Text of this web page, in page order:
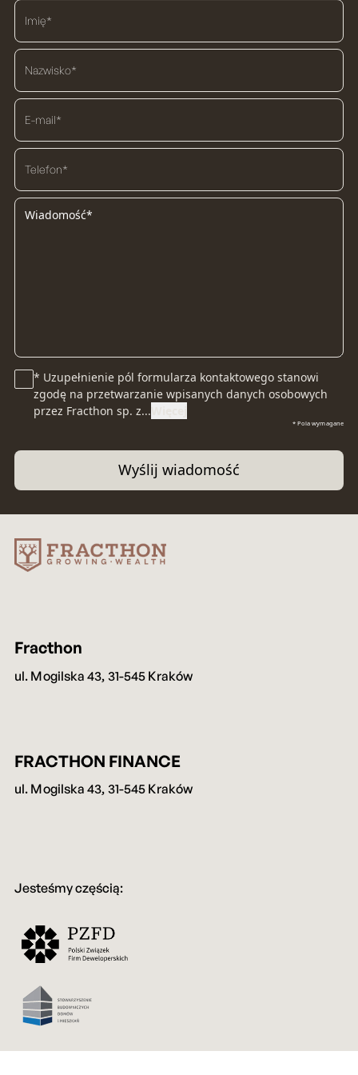
cookie
do
reklam,
aby
funkcje
i
ruch w
naszej
Fracthon
ul. Mogilska 43, 31-545 Kraków
FRACTHON FINANCE
ul. Mogilska 43, 31-545 Kraków
Jesteśmy częścią:
* Uzupełnienie pól formularza kontaktowego stanowi
zgodę na przetwarzanie wpisanych danych osobowych
przez Fracthon sp. z...
* Pola wymagane
Wyślij wiadomość